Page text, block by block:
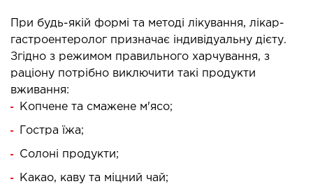
діагностика
РЕЗОНАНСНА
(МРТ)
залоз з імплантами і без
При будь-якій формі та методі лікування, лікар-
гастроентеролог призначає індивідуальну дієту.
Згідно з режимом правильного харчування, з
раціону потрібно виключити такі продукти
вживання:
Копчене та смажене м'ясо;
Гостра їжа;
Солоні продукти;
Какао, каву та міцний чай;